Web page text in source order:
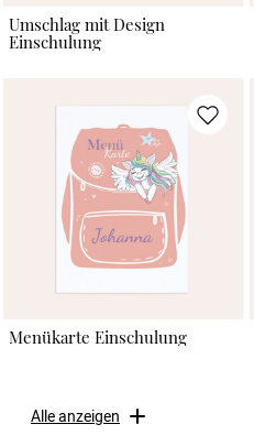
Umschlag mit Design
Einschulung
Menükarte Einschulung
Alle anzeigen